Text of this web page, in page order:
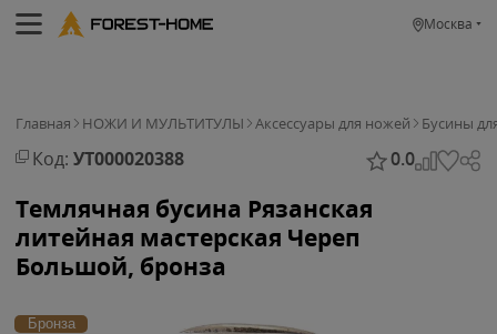
Москва
Главная НОЖИ И МУЛЬТИТУЛЫ Аксессуары для ножей Бусины
Код: УТ000020388 0.0
Темлячная бусина Рязанская
литейная мастерская Череп
Большой, бронза
Бронза